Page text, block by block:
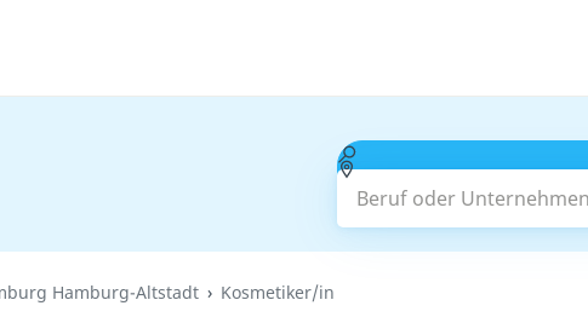
Beruf oder Unternehmen
Hamburg-Altstadt Kosmetiker/in